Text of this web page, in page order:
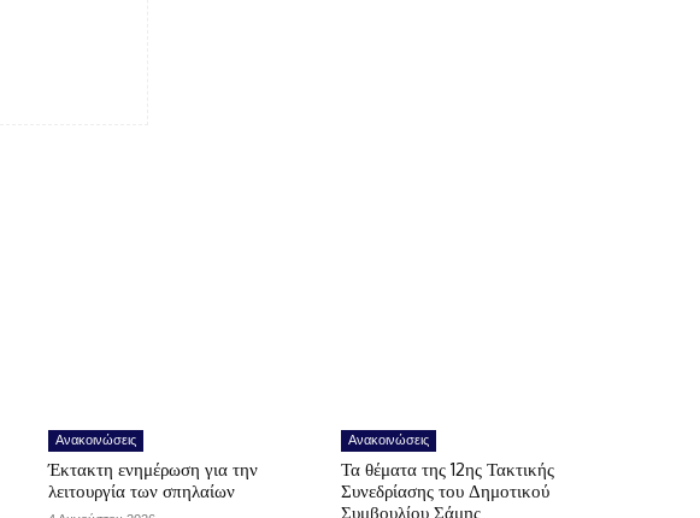
Ανακοινώσεις
Έκτακτη ενημέρωση για την
λειτουργία των σπηλαίων
Ανακοινώσεις
Τα θέματα της 12ης Τακτικής
Συνεδρίασης του Δημοτικού
Συμβουλίου Σάμης